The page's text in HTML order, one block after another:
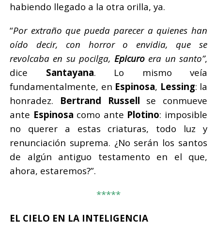
habiendo llegado a la otra orilla, ya.
“Por extraño que pueda parecer a quienes han
oído decir, con horror o envidia, que se
revolcaba en su pocilga,Epicuro era un santo”,
dice Santayana. Lo mismo veía
fundamentalmente, en Espinosa, Lessing: la
honradez. Bertrand Russell se conmueve
ante Espinosa como ante Plotino: imposible
no querer a estas criaturas, todo luz y
renunciación suprema. ¿No serán los santos
de algún antiguo testamento en el que,
ahora, estaremos?”.
*****
EL CIELO EN LA INTELIGENCIA